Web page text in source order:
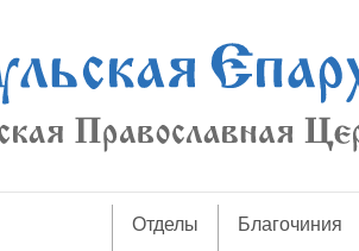
Отделы Благочиния